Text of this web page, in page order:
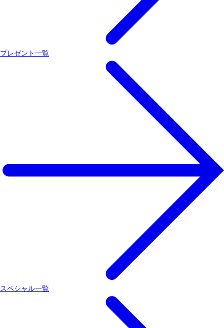
プレゼント一覧
スペシャル一覧